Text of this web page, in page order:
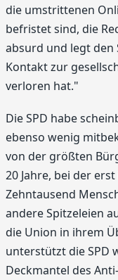
die umstrittenen
befristet sind, die
absurd und legt den
Kontakt zur
verloren hat."
Die SPD habe
ebenso wenig
von der größten
20 Jahre, bei der
Zehntausend
andere Spitzeleien
die Union in ihrem
unterstützt die SPD
Deckmantel des